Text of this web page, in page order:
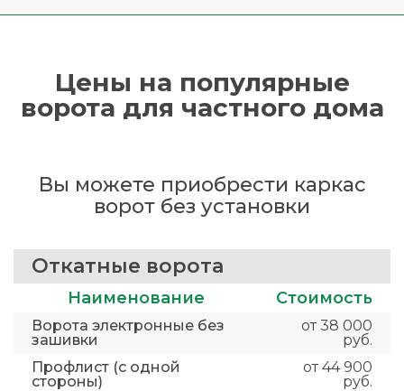
Цены на популярные
ворота для частного дома
Вы можете приобрести каркас
ворот без установки
Откатные ворота
Наименование Стоимость
Ворота электронные без
зашивки
от 38 000
руб.
Профлист (с одной
стороны)
от 44 900
руб.